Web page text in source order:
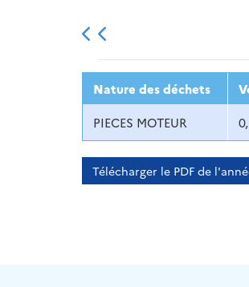
2013 2014
Nature des déchets
PIECES MOTEUR
Télécharger le PDF de